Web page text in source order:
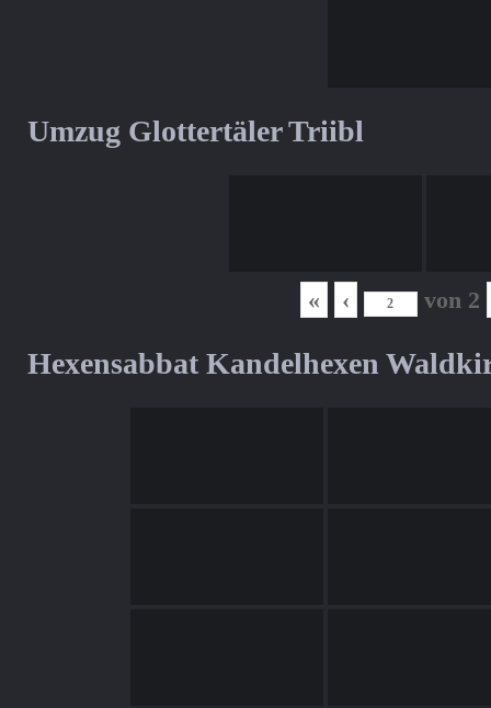
Umzug Glottertäler Triibl
« ‹ von 2
Hexensabbat Kandelhexen